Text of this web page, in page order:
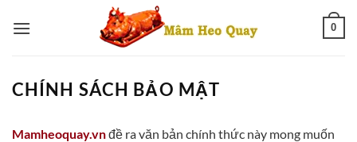
qua
0
CHÍNH SÁCH BẢO MẬT
Mamheoquay.vnđề ra văn bản chính thức này mong muốn